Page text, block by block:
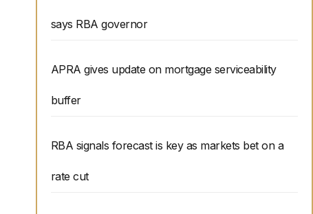
says RBA governor
APRA gives update on mortgage serviceability
buffer
RBA signals forecast is key as markets bet on a
rate cut